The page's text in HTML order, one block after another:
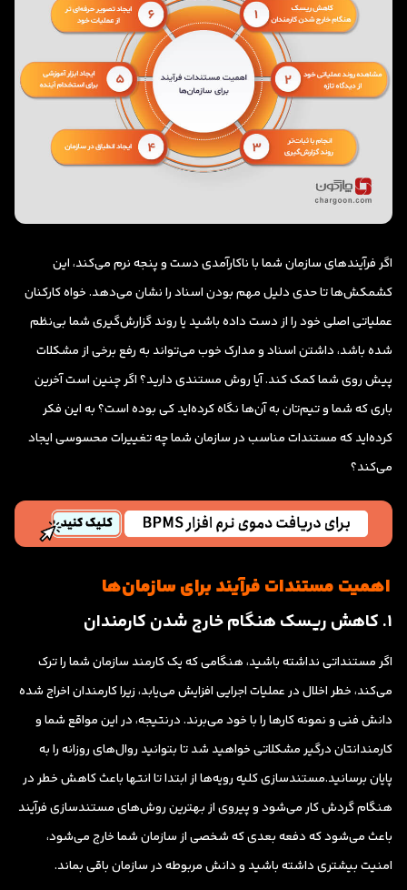
اگر فرآیندهای سازمان شما با ناکارآمدی دست و پنجه نرم می‌کند، این
کشمکش‌ها تا حدی دلیل مهم بودن اسناد را نشان می‌دهد. خواه کارکنان
عملیاتی اصلی خود را از دست داده باشید یا روند گزارش‌گیری شما بی‌نظم
شده باشد، داشتن اسناد و مدارک خوب می‌تواند به رفع برخی از مشکلات
پیش روی شما کمک کند. آیا روش مستندی دارید؟ اگر چنین است آخرین
باری که شما و تیم‌تان به آن‌ها نگاه کرده‌اید کی بوده است؟ به این فکر
کرده‌اید که مستندات مناسب در سازمان شما چه تغییرات محسوسی ایجاد
می‌کند؟
اهمیت مستندات فرآیند برای سازمان‌ها
1. کاهش ریسک هنگام خارج شدن کارمندان
اگر مستنداتی نداشته باشید، هنگامی که یک کارمند سازمان شما را ترک
می‌کند، خطر اخلال در عملیات اجرایی افزایش می‌یابد، زیرا کارمندان اخراج شده
دانش فنی و نمونه کارها را با خود می‌برند. درنتیجه، در این مواقع شما و
کارمندانتان درگیر مشکلاتی خواهید شد تا بتوانید روال‌های روزانه را به
پایان برسانید.مستندسازی کلیه رویه‌ها از ابتدا تا انتها باعث کاهش خطر در
هنگام گردش کار می‌شود و پیروی از بهترین روش‌های مستندسازی فرآیند
باعث می‌شود که دفعه بعدی که شخصی از سازمان شما خارج می‌شود،
امنیت بیشتری داشته باشید و دانش مربوطه در سازمان باقی بماند.